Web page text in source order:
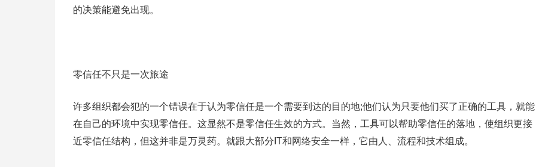
的决策能避免出现。
零信任不只是一次旅途
许多组织都会犯的一个错误在于认为零信任是一个需要到达的目的地;他们认为只要他们买了正确的工具，就能
在自己的环境中实现零信任。这显然不是零信任生效的方式。当然，工具可以帮助零信任的落地，使组织更接
近零信任结构，但这并非是万灵药。就跟大部分IT和网络安全一样，它由人、流程和技术组成。